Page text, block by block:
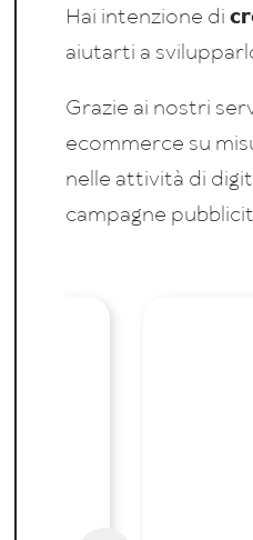
Hai intenzione di
aiutarti a
Grazie ai nostri
ecommerce su
nelle attività di
campagne